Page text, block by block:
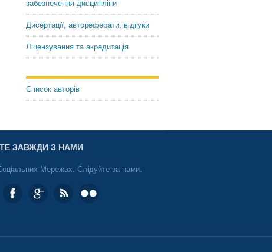
забезпечення дисципліни
Дисертації, автореферати, відгуки
Ліцензування та акредитація
Список авторів
ЗАВЖДИ З НАМИ
Мережах. Слідуйте за нами.